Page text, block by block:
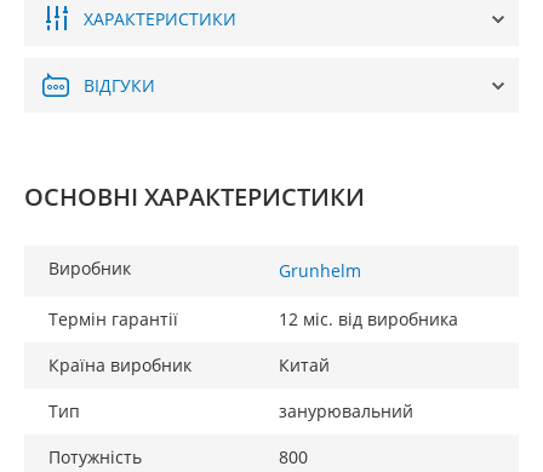
ХАРАКТЕРИСТИКИ
ВІДГУКИ
ОСНОВНІ ХАРАКТЕРИСТИКИ
Виробник Grunhelm
Термін гарантії
12 міс. від виробника
Країна виробник
Китай
Тип
занурювальний
Потужність
800